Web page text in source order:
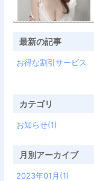
最新の記事
お得な割引サービス
カテゴリ
お知らせ(1)
月別アーカイブ
2023年01月(1)